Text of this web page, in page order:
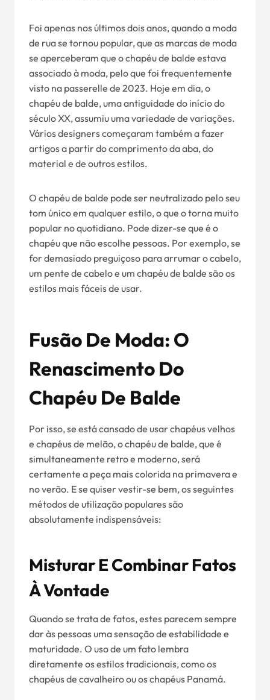
Foi apenas nos últimos dois anos, quando a moda
de rua se tornou popular, que as marcas de moda
se aperceberam que o chapéu de balde estava
associado à moda, pelo que foi frequentemente
visto na passerelle de 2023. Hoje em dia, o
chapéu de balde, uma antiguidade do início do
século XX, assumiu uma variedade de variações.
Vários designers começaram também a fazer
artigos a partir do comprimento da aba, do
material e de outros estilos.
O chapéu de balde pode ser neutralizado pelo seu
tom único em qualquer estilo, o que o torna muito
popular no quotidiano. Pode dizer-se que é o
chapéu que não escolhe pessoas. Por exemplo, se
for demasiado preguiçoso para arrumar o cabelo,
um pente de cabelo e um chapéu de balde são os
estilos mais fáceis de usar.
Fusão De Moda: O
Renascimento Do
Chapéu De Balde
Por isso, se está cansado de usar chapéus velhos
e chapéus de melão, o chapéu de balde, que é
simultaneamente retro e moderno, será
certamente a peça mais colorida na primavera e
no verão. E se quiser vestir-se bem, os seguintes
métodos de utilização populares são
absolutamente indispensáveis:
Misturar E Combinar Fatos
À Vontade
Quando se trata de fatos, estes parecem sempre
dar às pessoas uma sensação de estabilidade e
maturidade. O uso de um fato lembra
diretamente os estilos tradicionais, como os
chapéus de cavalheiro ou os chapéus Panamá.